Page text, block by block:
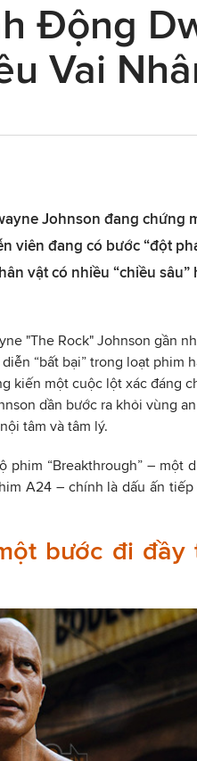
Động
Vai
Johnson đang chứng
viên đang có bước “đột
vật có nhiều “chiều sâu”
"The Rock" Johnson gần
“bất bại” trong loạt phim
kiến một cuộc lột xác đáng
dần bước ra khỏi vùng
tâm và tâm lý.
phim “Breakthrough” – một
A24 – chính là dấu ấn
bước đi đầy